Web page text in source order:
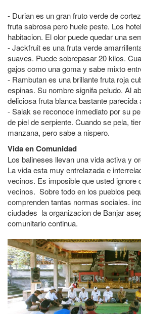
- Durian es un gran fruto verde de
fruta sabrosa pero huele peste. Los
habitacion. El olor puede quedar una
- Jackfruit es una fruta verde
suaves. Puede sobrepasar 20 kilos.
gajos como una goma y sabe mixto
- Rambutan es una brillante fruta roja
espinas. Su nombre signifa peludo. Al
deliciosa fruta blanca bastante parecida
- Salak se reconoce inmediato por su
de piel de serpiente. Cuando se pela,
manzana, pero sabe a nispero.
Vida en Comunidad
Los balineses llevan una vida activa y
La vida esta muy entrelazada e
vecinos. Es imposible que usted ignore
vecinos. Sobre todo en los pueblos
comprenden tantas normas sociales.
ciudades la organizacion de Banjar
comunitario continua.